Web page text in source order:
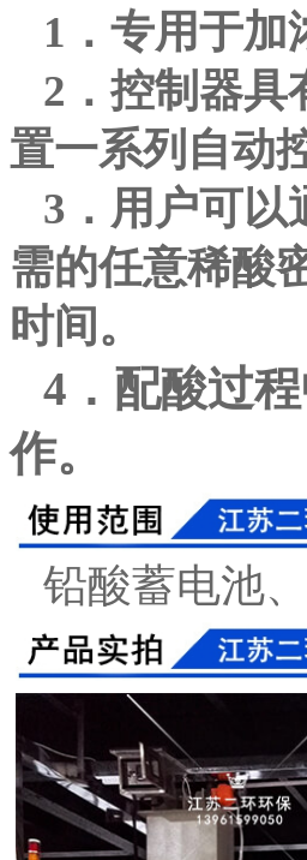
1 ．专用于
2 ．控制器
置一系列自动
3 ．用户可
需的任意稀酸
时间。
4 ．配酸过
作。
铅酸蓄电池